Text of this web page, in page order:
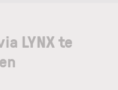
LYNX te